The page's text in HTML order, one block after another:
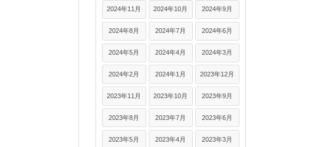
2024年11月 2024年10月 2024年9月
2024年8月 2024年7月 2024年6月
2024年5月 2024年4月 2024年3月
2024年2月 2024年1月 2023年12月
2023年11月 2023年10月 2023年9月
2023年8月 2023年7月 2023年6月
2023年5月 2023年4月 2023年3月